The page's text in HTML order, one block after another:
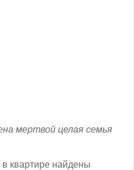
мертвой целая семья
квартире найдены